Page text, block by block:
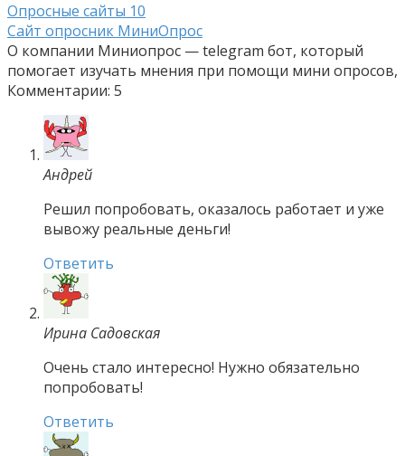
Опросные сайты 10
Сайт опросник МиниОпрос
О компании Миниопрос — telegram бот, который
помогает изучать мнения при помощи мини опросов,
Комментарии: 5
Андрей
Решил попробовать, оказалось работает и уже
вывожу реальные деньги!
Ответить
Ирина Садовская
Очень стало интересно! Нужно обязательно
попробовать!
Ответить